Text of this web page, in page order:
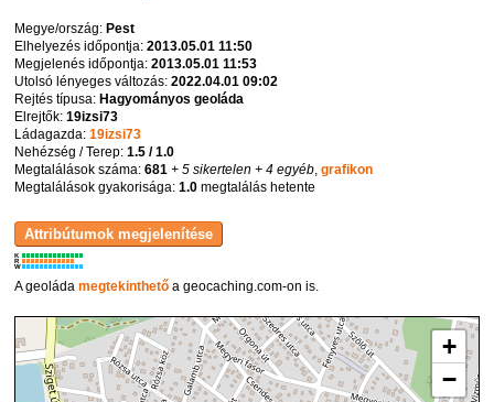
Megye/ország:Pest
Elhelyezés időpontja:2013.05.01 11:50
Megjelenés időpontja:2013.05.01 11:53
Utolsó lényeges változás:2022.04.01 09:02
Rejtés típusa:Hagyományos geoláda
Elrejtők:19izsi73
Ládagazda:19izsi73
Nehézség / Terep:1.5 / 1.0
Megtalálások száma:681 + 5 sikertelen + 4 egyéb,grafikon
Megtalálások gyakorisága:1.0 megtalálás hetente
K
R
W
A geoládamegtekinthető a geocaching.com-on is.
+
−